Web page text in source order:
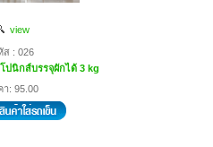
view
ส : 026
ปนิกส์บรรจุผักได้ 3 kg
า: 95.00